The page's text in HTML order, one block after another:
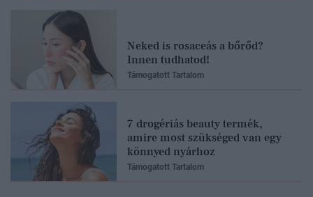
Neked is rosaceás a bőrőd?
Innen tudhatod!
Támogatott Tartalom
7 drogériás beauty termék,
amire most szükséged van egy
könnyed nyárhoz
Támogatott Tartalom